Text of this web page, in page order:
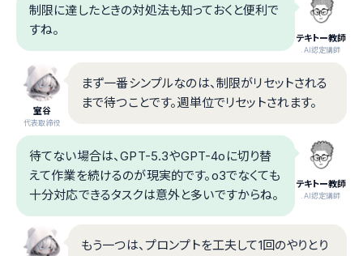
テキトー教師
.AI認定講師
制限に達したときの対処法も知っておくと便利で
すね。
室谷
代表取締役
まず一番シンプルなのは、制限がリセットされる
まで待つことです。週単位でリセットされます。
テキトー教師
.AI認定講師
待てない場合は、GPT-5.3やGPT-4oに切り替
えて作業を続けるのが現実的です。o3でなくても
十分対応できるタスクは意外と多いですからね。
もう一つは、プロンプトを工夫して1回のやりとり